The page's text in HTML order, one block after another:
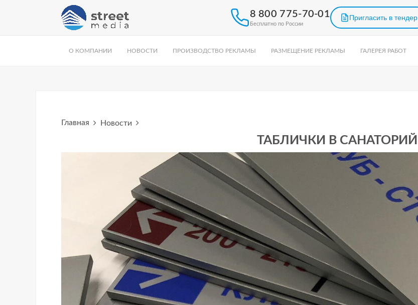
8 800 775-70-01
Бесплатно по России
Пригласить в тендер
О КОМПАНИИ НОВОСТИ ПРОИЗВОДСТВО РЕКЛАМЫ РАЗМЕЩЕНИЕ РЕКЛАМЫ ГАЛЕРЕЯ РАБОТ
Главная Новости
ТАБЛИЧКИ В САНАТОРИЙ